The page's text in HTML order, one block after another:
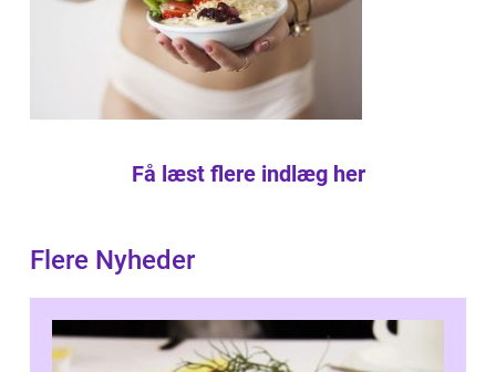
Få læst flere indlæg her
Flere Nyheder